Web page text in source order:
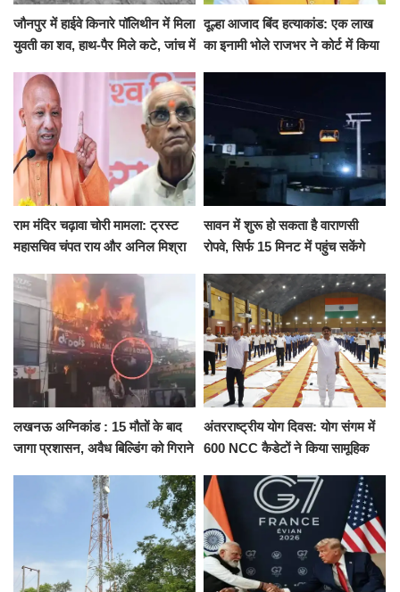
जौनपुर में हाईवे किनारे पॉलिथीन में मिला
युवती का शव, हाथ-पैर मिले कटे, जांच में
दूल्हा आजाद बिंद हत्याकांड: एक लाख
का इनामी भोले राजभर ने कोर्ट में किया
राम मंदिर चढ़ावा चोरी मामला: ट्रस्ट
महासचिव चंपत राय और अनिल मिश्रा
को नहीं...
सावन में शुरू हो सकता है वाराणसी
रोपवे, सिर्फ 15 मिनट में पहुंच सकेंगे
किराया
लखनऊ अग्निकांड : 15 मौतों के बाद
जागा प्रशासन, अवैध बिल्डिंग को गिराने
अंतरराष्ट्रीय योग दिवस: योग संगम में
600 NCC कैडेटों ने किया सामूहिक
संकल्प